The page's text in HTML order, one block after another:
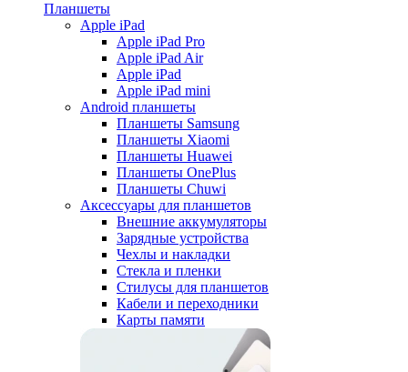
Планшеты
Apple iPad
Apple iPad Pro
Apple iPad Air
Apple iPad
Apple iPad mini
Android планшеты
Планшеты Samsung
Планшеты Xiaomi
Планшеты Huawei
Планшеты OnePlus
Планшеты Chuwi
Аксессуары для планшетов
Внешние аккумуляторы
Зарядные устройства
Чехлы и накладки
Стекла и пленки
Стилусы для планшетов
Кабели и переходники
Карты памяти